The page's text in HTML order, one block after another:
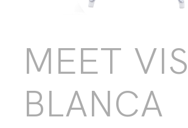
MEET
BLANCA